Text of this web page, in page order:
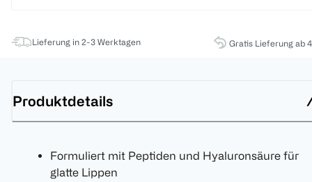
Lieferung in 2-3 Werktagen Gratis Lieferung ab
Produktdetails
Formuliert mit Peptiden und Hyaluronsäure für
glatte Lippen